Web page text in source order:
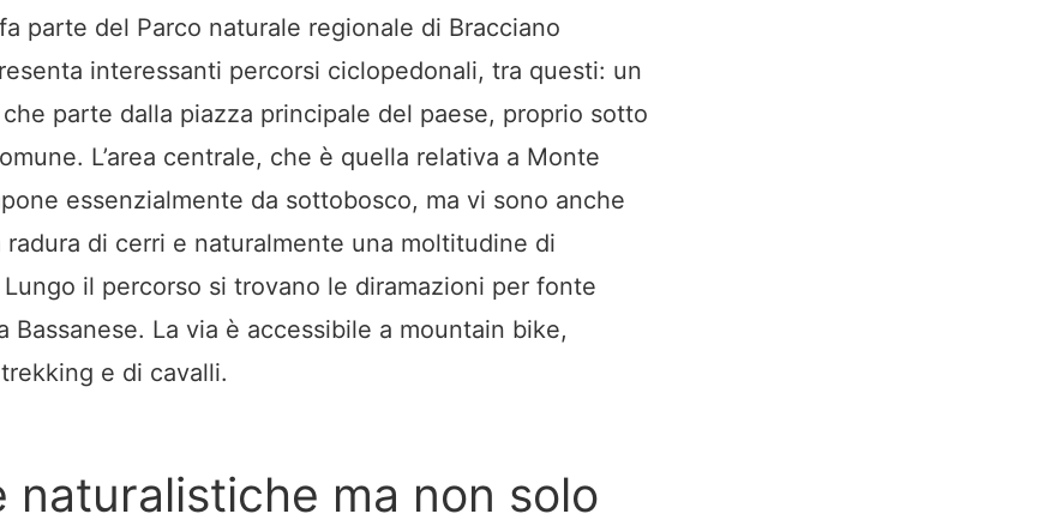
parte del Parco naturale regionale di Bracciano
interessanti percorsi ciclopedonali, tra questi: un
parte dalla piazza principale del paese, proprio sotto
L’area centrale, che è quella relativa a Monte
essenzialmente da sottobosco, ma vi sono anche
radura di cerri e naturalmente una moltitudine di
il percorso si trovano le diramazioni per fonte
Bassanese. La via è accessibile a mountain bike,
e di cavalli.
naturalistiche ma non solo